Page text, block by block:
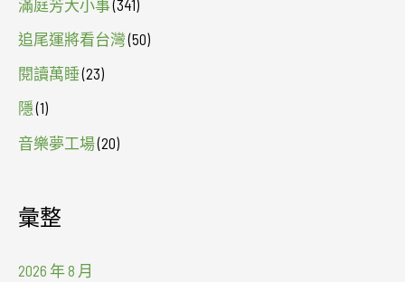
滿庭芳大小事(341)
追尾運將看台灣(50)
閱讀萬睡(23)
隱(1)
音樂夢工場(20)
彙整
2026 年 8 月